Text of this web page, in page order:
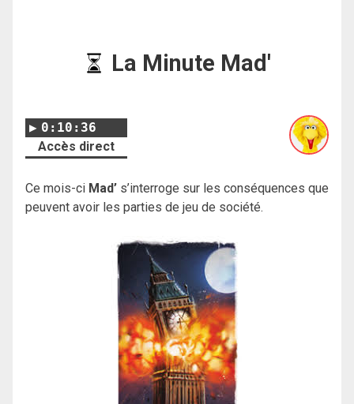
La Minute Mad'
0:10:36
Accès direct
Ce mois-ci Mad’ s’interroge sur les conséquences que
peuvent avoir les parties de jeu de société.